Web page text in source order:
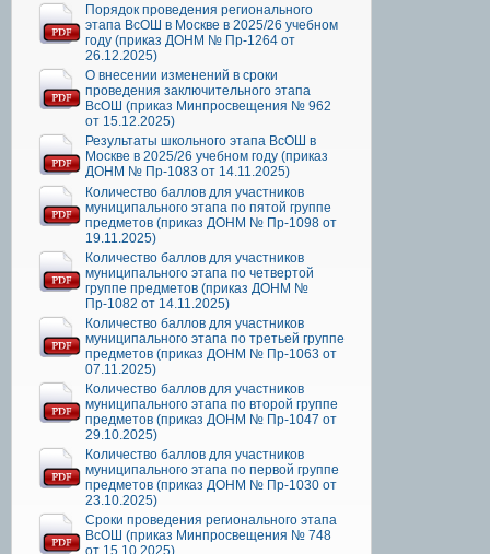
Порядок проведения регионального
этапа ВсОШ в Москве в 2025/26 учебном
году (приказ ДОНМ № Пр-1264 от
26.12.2025)
О внесении изменений в сроки
проведения заключительного этапа
ВсОШ (приказ Минпросвещения № 962
от 15.12.2025)
Результаты школьного этапа ВсОШ в
Москве в 2025/26 учебном году (приказ
ДОНМ № Пр-1083 от 14.11.2025)
Количество баллов для участников
муниципального этапа по пятой группе
предметов (приказ ДОНМ № Пр-1098 от
19.11.2025)
Количество баллов для участников
муниципального этапа по четвертой
группе предметов (приказ ДОНМ №
Пр-1082 от 14.11.2025)
Количество баллов для участников
муниципального этапа по третьей группе
предметов (приказ ДОНМ № Пр-1063 от
07.11.2025)
Количество баллов для участников
муниципального этапа по второй группе
предметов (приказ ДОНМ № Пр-1047 от
29.10.2025)
Количество баллов для участников
муниципального этапа по первой группе
предметов (приказ ДОНМ № Пр-1030 от
23.10.2025)
Сроки проведения регионального этапа
ВсОШ (приказ Минпросвещения № 748
от 15.10.2025)